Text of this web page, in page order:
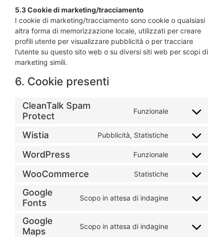
5.3 Cookie di marketing/tracciamento
I cookie di marketing/tracciamento sono cookie o qualsiasi
altra forma di memorizzazione locale, utilizzati per creare
profili utente per visualizzare pubblicità o per tracciare
l'utente su questo sito web o su diversi siti web per scopi di
marketing simili.
6. Cookie presenti
CleanTalk Spam
Protect
Funzionale
Wistia Pubblicità, Statistiche
WordPress Funzionale
WooCommerce Statistiche
Google
Fonts
Scopo in attesa di indagine
Google
Maps
Scopo in attesa di indagine